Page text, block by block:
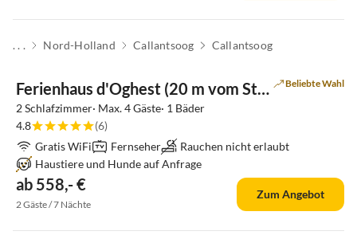
. . . Nord-Holland Callantsoog Callantsoog
Ferienhaus d'Oghest (20 m vom Strandeingang) Beliebte Wahl
2 Schlafzimmer· Max. 4 Gäste· 1 Bäder
4.8
(6)
Gratis WiFi
Fernseher
Rauchen nicht erlaubt
Haustiere und Hunde auf Anfrage
ab 558,- €
2 Gäste / 7 Nächte
Zum Angebot